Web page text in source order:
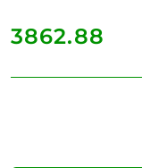
cena:
3862.88